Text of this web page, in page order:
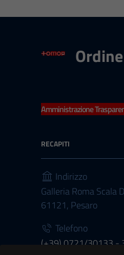
Amministrazione
RECAPITI
Indirizzo
Galleria Roma Scala D
61121, Pesaro
Telefono
(+39) 0721/30133 -